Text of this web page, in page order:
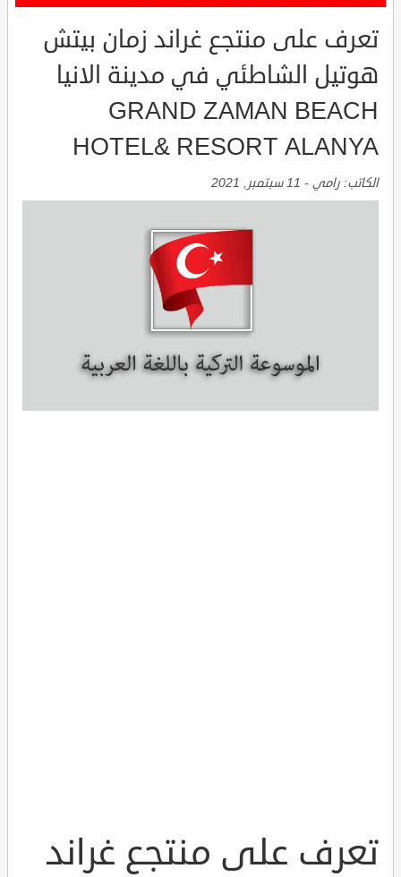
تعرف على منتجع غراند زمان بيتش
هوتيل الشاطئي في مدينة الانيا
GRAND ZAMAN BEACH
HOTEL& RESORT ALANYA
الكاتب: رامي - 11 سبتمبر, 2021
تعرف على منتجع غراند